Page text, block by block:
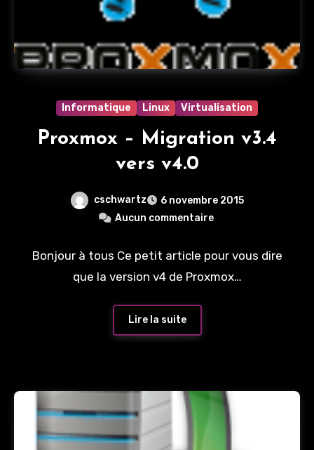
Informatique Linux Virtualisation
Proxmox – Migration v3.4
vers v4.0
cschwartz
6 novembre 2015
Aucun commentaire
Bonjour à tous Ce petit article pour vous dire
que la version v4 de Proxmox…
Lire la suite